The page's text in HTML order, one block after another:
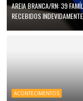
AREIA BRANCA/RN: 39
RECEBIDOS
ACONTECIMENTOS